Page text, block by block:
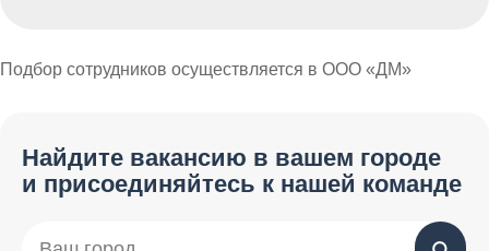
Подбор сотрудников осуществляется в ООО «ДМ»
«Детский мир»
«Зоозавр»
«Ещё»
Детмир Тех
Логистика
Офис
Найдите вакансию в вашем городе
и присоединяйтесь к нашей команде